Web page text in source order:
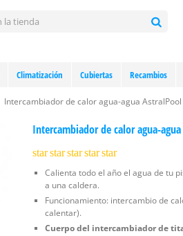
Climatización Cubiertas Recambios
Intercambiador de calor agua-agua
Intercambiador de calor agua-
starstarstarstarstar
Calienta todo el año el agua de tu
a una caldera.
Funcionamiento: intercambio de
calentar).
Cuerpo del intercambiador de